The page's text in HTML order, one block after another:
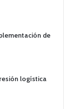
de
logística